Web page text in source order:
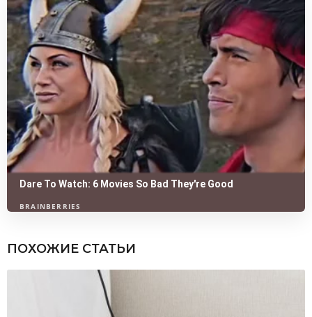
ПОХОЖИЕ СТАТЬИ